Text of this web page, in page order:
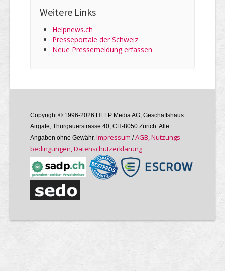
Weitere Links
Helpnews.ch
Presseportale der Schweiz
Neue Pressemeldung erfassen
Copyright © 1996-2026 HELP Media AG, Geschäftshaus
Airgate, Thurgauer­strasse 40, CH-8050 Zürich. Alle
Angaben ohne Gewähr. Im­pres­sum /AGB, Nutzungs­
bedin­gungen, Daten­schutz­er­klärung